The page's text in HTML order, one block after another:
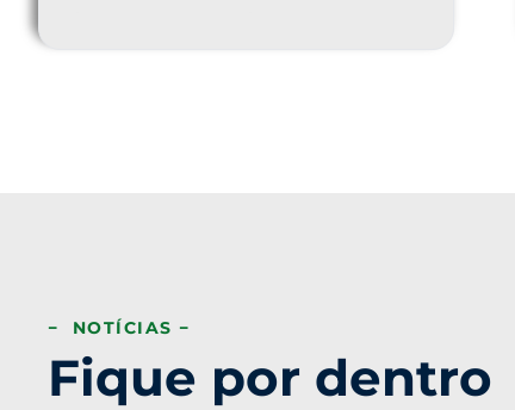
− NOTÍCIAS −
Fique por dentro